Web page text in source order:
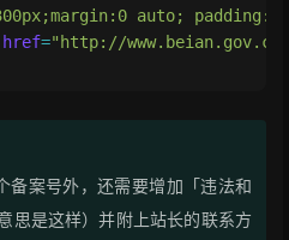
auto;
href="http://www.beian.gov.cn/
备案号外，还需要增加「违法和
思是这样）并附上站长的联系方